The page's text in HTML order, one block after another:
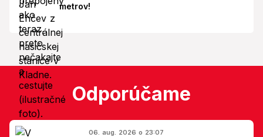
metrov!
Odporúčame
06. aug. 2026 o 23:07